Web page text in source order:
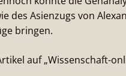
des Asienzugs von
bringen.
auf „Wissenschaft-